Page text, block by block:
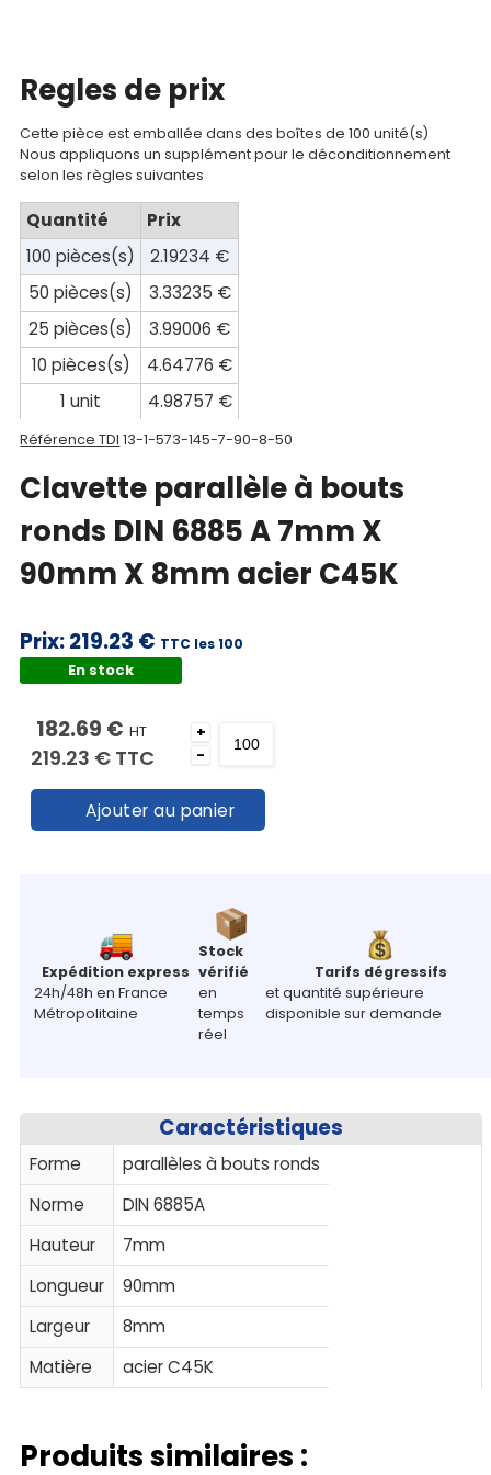
Mon
panier
Contact
Regles de prix
Cette pièce est emballée dans des boîtes de 100 unité(s)
Nous appliquons un supplément pour le déconditionnement
selon les règles suivantes
Quantité
Prix
100 pièces(s)
2.19234 €
50 pièces(s)
3.33235 €
25 pièces(s)
3.99006 €
10 pièces(s)
4.64776 €
1 unit
4.98757 €
Référence TDI 13-1-573-145-7-90-8-50
Clavette parallèle à bouts
ronds DIN 6885 A 7mm X
90mm X 8mm acier C45K
Prix:219.23 € TTC les 100
En stock
182.69 € HT
219.23 € TTC
+
-
Ajouter au panier
Expédition express
24h/48h en France
Métropolitaine
Stock
vérifié
en
temps
réel
Tarifs dégressifs
et quantité supérieure
disponible sur demande
Caractéristiques
Forme
parallèles à bouts ronds
Norme
DIN 6885A
Hauteur
7mm
Longueur
90mm
Largeur
8mm
Matière
acier C45K
Produits similaires :